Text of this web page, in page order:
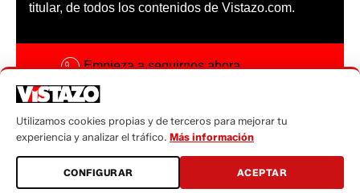
titular, de todos los contenidos de Vistazo.com.
Empieza a seguirnos ahora
Código ética
Sugerencias a:
sugerencias@vistazo.com
Utilizamos cookies propias y de terceros para mejorar tu
experiencia y analizar el tráfico. Más información
CONFIGURAR ACEPTAR